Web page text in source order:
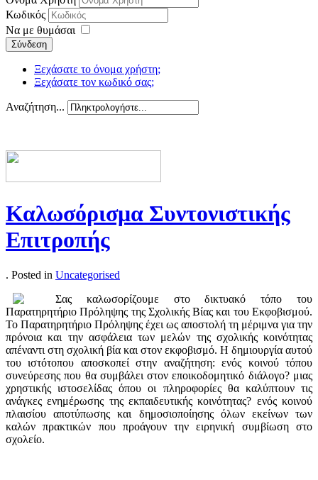
Κωδικός
Να με θυμάσαι
Σύνδεση
Ξεχάσατε το όνομα χρήστη;
Ξεχάσατε τον κωδικό σας;
Αναζήτηση...
Καλωσόρισμα Συντονιστικής
Επιτροπής
. Posted in Uncategorised
Σας καλωσορίζουμε στο δικτυακό τόπο του
Παρατηρητήριο Πρόληψης της Σχολικής Βίας και του Εκφοβισμού.
Το Παρατηρητήριο Πρόληψης έχει ως αποστολή τη μέριμνα για την
πρόνοια και την ασφάλεια των μελών της σχολικής κοινότητας
απέναντι στη σχολική βία και στον εκφοβισμό. Η δημιουργία αυτού
του ιστότοπου αποσκοπεί στην αναζήτηση: ενός κοινού τόπου
συνεύρεσης που θα συμβάλει στον εποικοδομητικό διάλογο? μιας
χρηστικής ιστοσελίδας όπου οι πληροφορίες θα καλύπτουν τις
ανάγκες ενημέρωσης της εκπαιδευτικής κοινότητας? ενός κοινού
πλαισίου αποτύπωσης και δημοσιοποίησης όλων εκείνων των
καλών πρακτικών που προάγουν την ειρηνική συμβίωση στο
σχολείο.